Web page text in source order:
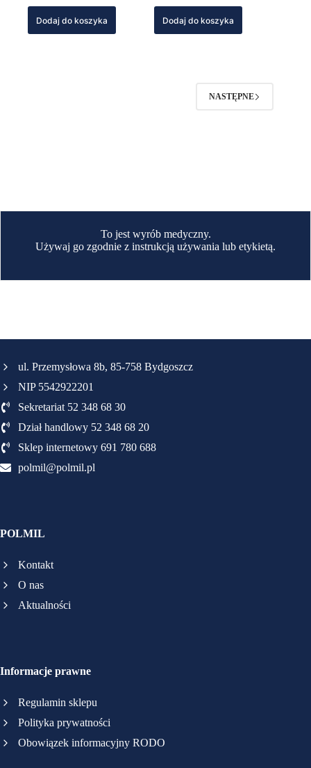
Dodaj do koszyka
Dodaj do koszyka
NASTĘPNE
To jest wyrób medyczny.
Używaj go zgodnie z instrukcją używania lub etykietą.
ul. Przemysłowa 8b, 85-758 Bydgoszcz
NIP 5542922201
Sekretariat 52 348 68 30
Dział handlowy 52 348 68 20
Sklep internetowy 691 780 688
polmil@polmil.pl
POLMIL
Kontakt
O nas
Aktualności
Informacje prawne
Regulamin sklepu
Polityka prywatności
Obowiązek informacyjny RODO